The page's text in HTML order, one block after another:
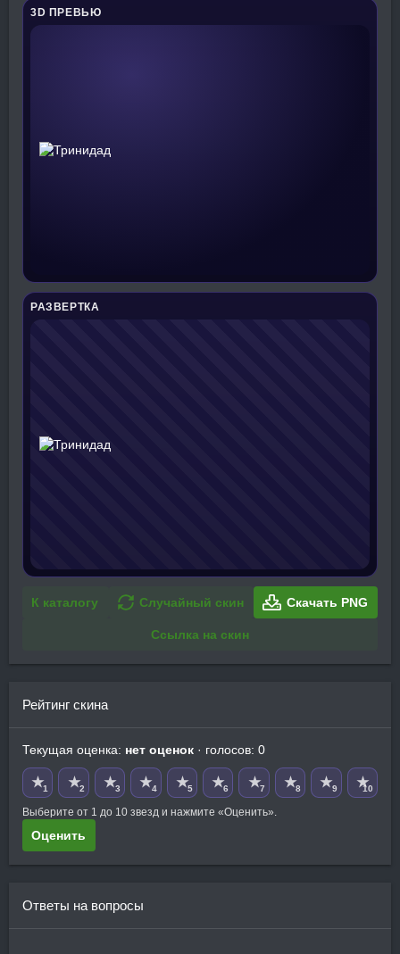
3D ПРЕВЬЮ
РАЗВЕРТКА
К каталогу Случайный скин Скачать PNG
Ссылка на скин
Рейтинг скина
Текущая оценка: нет оценок · голосов: 0
★1 ★2 ★3 ★4 ★5 ★6 ★7 ★8 ★9 ★10
Выберите от 1 до 10 звезд и нажмите «Оценить».
Оценить
Ответы на вопросы